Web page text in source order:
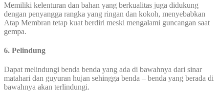
Memiliki kelenturan dan bahan yang berkualitas juga didukung
dengan penyangga rangka yang ringan dan kokoh, menyebabkan
Atap Membran tetap kuat berdiri meski mengalami guncangan saat
gempa.
6. Pelindung
Dapat melindungi benda benda yang ada di bawahnya dari sinar
matahari dan guyuran hujan sehingga benda – benda yang berada di
bawahnya akan terlindungi.